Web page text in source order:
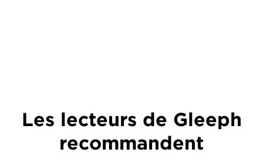
Les lecteurs de Gleeph
recommandent